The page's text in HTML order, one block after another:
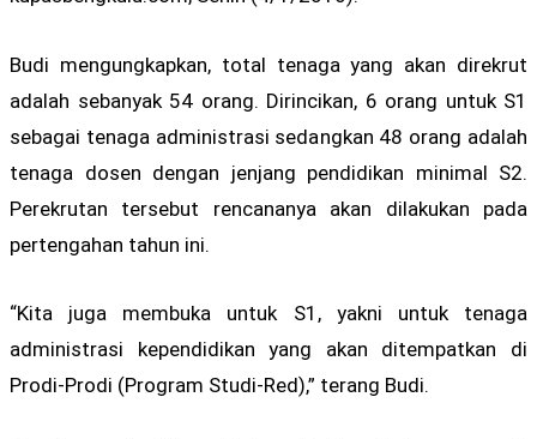
Budi mengungkapkan, total tenaga yang akan direkrut
adalah sebanyak 54 orang. Dirincikan, 6 orang untuk S1
sebagai tenaga administrasi sedangkan 48 orang adalah
tenaga dosen dengan jenjang pendidikan minimal S2.
Perekrutan tersebut rencananya akan dilakukan pada
pertengahan tahun ini.
“Kita juga membuka untuk S1, yakni untuk tenaga
administrasi kependidikan yang akan ditempatkan di
Prodi-Prodi (Program Studi-Red),” terang Budi.